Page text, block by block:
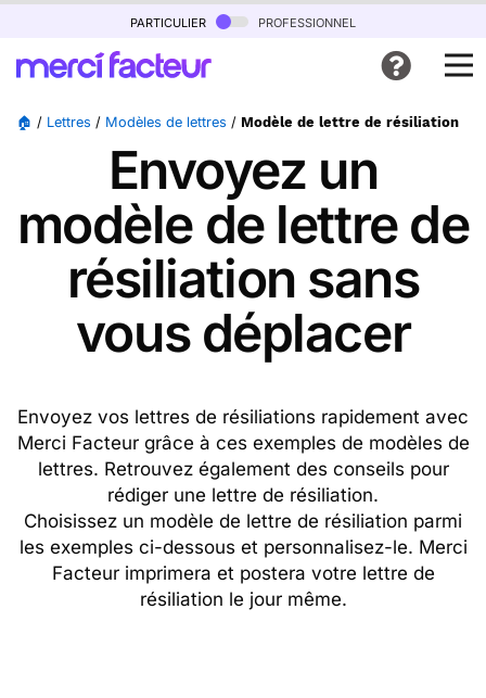
particulier professionnel
🏠 / Lettres / Modèles de lettres / Modèle de lettre de résiliation
Envoyez un
modèle de lettre de
résiliation sans
vous déplacer
Envoyez vos lettres de résiliations rapidement avec
Merci Facteur grâce à ces exemples de modèles de
lettres. Retrouvez également des conseils pour
rédiger une lettre de résiliation.
Choisissez un modèle de lettre de résiliation parmi
les exemples ci-dessous et personnalisez-le. Merci
Facteur imprimera et postera votre lettre de
résiliation le jour même.